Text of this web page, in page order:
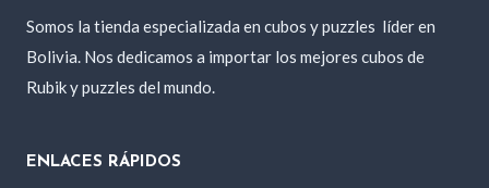
Somos la tienda especializada en cubos y puzzles líder en
Bolivia. Nos dedicamos a importar los mejores cubos de
Rubik y puzzles del mundo.
ENLACES RÁPIDOS